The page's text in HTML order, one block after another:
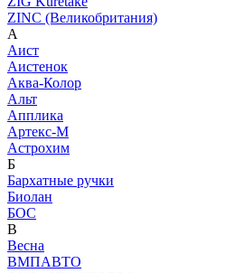
ZINC (Великобритания)
А
Аист
Аистенок
Аква-Колор
Альт
Апплика
Артекс-М
Астрохим
Б
Бархатные ручки
Биолан
БОС
В
Весна
ВМПАВТО